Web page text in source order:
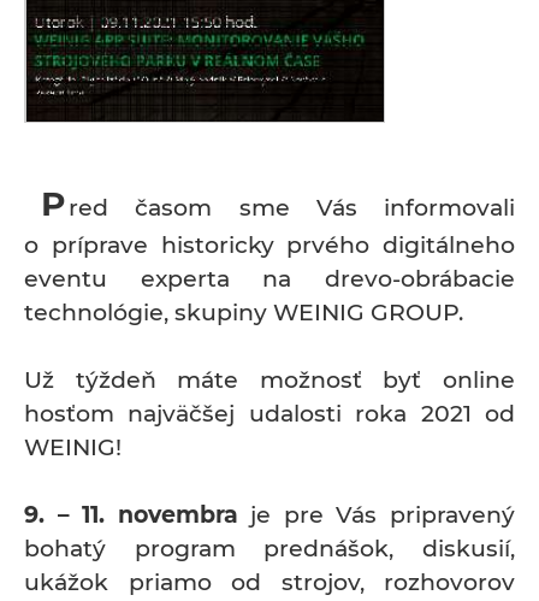
Pred časom sme Vás informovali
o príprave historicky prvého digitálneho
eventu experta na drevo-obrábacie
technológie, skupiny WEINIG GROUP.
Už týždeň máte možnosť byť online
hosťom najväčšej udalosti roka 2021 od
WEINIG!
9. – 11. novembra je pre Vás pripravený
bohatý program prednášok, diskusií,
ukážok priamo od strojov, rozhovorov